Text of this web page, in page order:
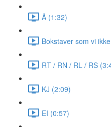
Å (1:32)
Bokstaver som vi
RT / RN / RL / RS
KJ (2:09)
EI (0:57)